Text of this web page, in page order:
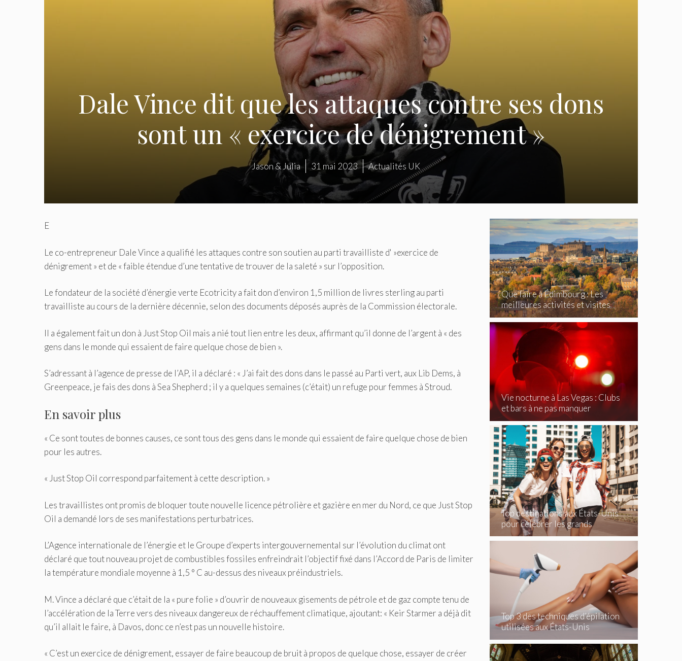
Dale Vince dit que les attaques contre ses dons
sont un « exercice de dénigrement »
Jason & Julia 31 mai 2023 Actualités UK
E
Le co-entrepreneur Dale Vince a qualifié les attaques contre son soutien au parti travailliste d' »exercice de
dénigrement » et de « faible étendue d’une tentative de trouver de la saleté » sur l’opposition.
Le fondateur de la société d’énergie verte Ecotricity a fait don d’environ 1,5 million de livres sterling au parti
travailliste au cours de la dernière décennie, selon des documents déposés auprès de la Commission électorale.
Il a également fait un don à Just Stop Oil mais a nié tout lien entre les deux, affirmant qu’il donne de l’argent à « des
gens dans le monde qui essaient de faire quelque chose de bien ».
S’adressant à l’agence de presse de l’AP, il a déclaré : « J’ai fait des dons dans le passé au Parti vert, aux Lib Dems, à
Greenpeace, je fais des dons à Sea Shepherd ; il y a quelques semaines (c’était) un refuge pour femmes à Stroud.
En savoir plus
« Ce sont toutes de bonnes causes, ce sont tous des gens dans le monde qui essaient de faire quelque chose de bien
pour les autres.
« Just Stop Oil correspond parfaitement à cette description. »
Les travaillistes ont promis de bloquer toute nouvelle licence pétrolière et gazière en mer du Nord, ce que Just Stop
Oil a demandé lors de ses manifestations perturbatrices.
L’Agence internationale de l’énergie et le Groupe d’experts intergouvernemental sur l’évolution du climat ont
déclaré que tout nouveau projet de combustibles fossiles enfreindrait l’objectif fixé dans l’Accord de Paris de limiter
la température mondiale moyenne à 1,5 ° C au-dessus des niveaux préindustriels.
M. Vince a déclaré que c’était de la « pure folie » d’ouvrir de nouveaux gisements de pétrole et de gaz compte tenu de
l’accélération de la Terre vers des niveaux dangereux de réchauffement climatique, ajoutant: « Keir Starmer a déjà dit
qu’il allait le faire, à Davos, donc ce n’est pas un nouvelle histoire.
« C’est un exercice de dénigrement, essayer de faire beaucoup de bruit à propos de quelque chose, essayer de créer
Que faire à Édimbourg : Les
meilleures activités et visites
incontournables
Vie nocturne à Las Vegas : Clubs
et bars à ne pas manquer
Top destinations aux États-Unis
pour célébrer les grands
événements
Top 3 des techniques d’épilation
utilisées aux États-Unis